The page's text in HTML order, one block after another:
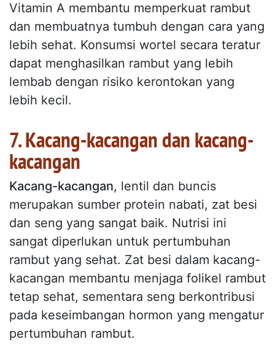
Vitamin A membantu memperkuat rambut
dan membuatnya tumbuh dengan cara yang
lebih sehat. Konsumsi wortel secara teratur
dapat menghasilkan rambut yang lebih
lembab dengan risiko kerontokan yang
lebih kecil.
7. Kacang-kacangan dan kacang-
kacangan
Kacang-kacangan, lentil dan buncis
merupakan sumber protein nabati, zat besi
dan seng yang sangat baik. Nutrisi ini
sangat diperlukan untuk pertumbuhan
rambut yang sehat. Zat besi dalam kacang-
kacangan membantu menjaga folikel rambut
tetap sehat, sementara seng berkontribusi
pada keseimbangan hormon yang mengatur
pertumbuhan rambut.